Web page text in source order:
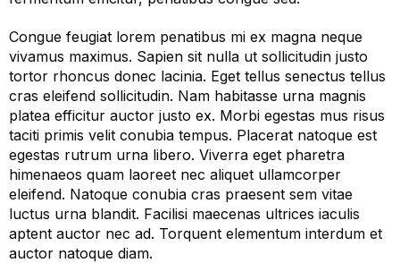
Congue feugiat lorem penatibus mi ex magna neque
vivamus maximus. Sapien sit nulla ut sollicitudin justo
tortor rhoncus donec lacinia. Eget tellus senectus tellus
cras eleifend sollicitudin. Nam habitasse urna magnis
platea efficitur auctor justo ex. Morbi egestas mus risus
taciti primis velit conubia tempus. Placerat natoque est
egestas rutrum urna libero. Viverra eget pharetra
himenaeos quam laoreet nec aliquet ullamcorper
eleifend. Natoque conubia cras praesent sem vitae
luctus urna blandit. Facilisi maecenas ultrices iaculis
aptent auctor nec ad. Torquent elementum interdum et
auctor natoque diam.